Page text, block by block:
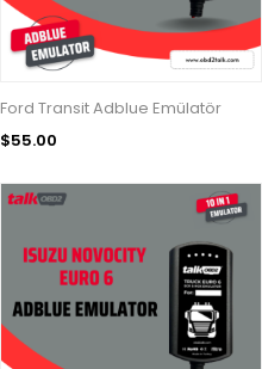
Ford Transit Adblue Emülatör
$55.00